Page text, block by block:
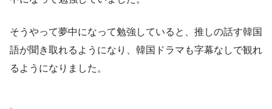
そうやって夢中になって勉強していると、推しの話す韓国
語が聞き取れるようになり、韓国ドラマも字幕なしで観れ
るようになりました。